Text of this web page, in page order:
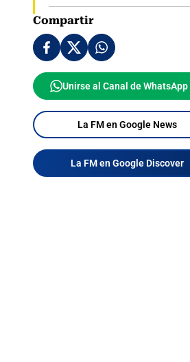
Compartir
Unirse al Canal de WhatsApp
La FM en Google News
La FM en Google Discover